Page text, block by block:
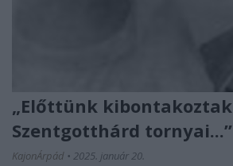
„Előttünk kibontakoztak
Szentgotthárd tornyai...”
KajonÁrpád • 2025. január 20.